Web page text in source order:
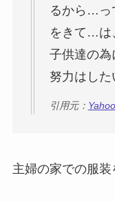
るから…っ
をきて…は
子供達の為
努力はした
引用元：
主婦の家での服装